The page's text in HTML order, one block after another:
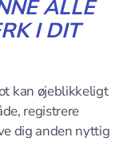
ALLE
I DIT
kan øjeblikkeligt
registrere
dig anden nyttig